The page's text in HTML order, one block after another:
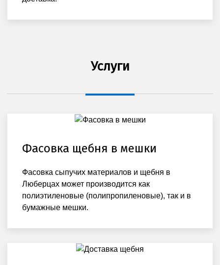
Услуги
Фасовка щебня в мешки
Фасовка сыпучих материалов и щебня в
Люберцах может производится как
полиэтиленовые (полипропиленовые), так и в
бумажные мешки.